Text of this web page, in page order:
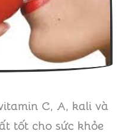
C, A, kali và
tốt cho sức khỏe